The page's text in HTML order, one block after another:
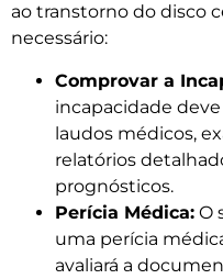
ao transtorno do disco
necessário:
Comprovar a
incapacidade
laudos médicos,
relatórios
prognósticos.
Perícia Médica: O
uma perícia
avaliará a